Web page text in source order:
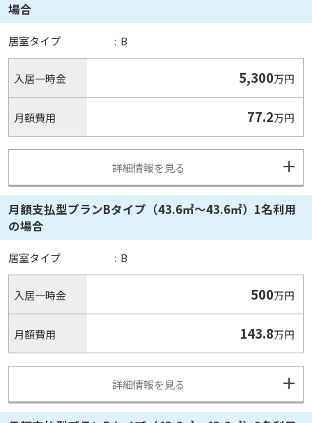
場合
居室タイプ : B
入居一時金 5,300万円
月額費用 77.2万円
詳細情報を見る
月額支払型プランBタイプ（43.6㎡～43.6㎡）1名利用
の場合
居室タイプ : B
入居一時金 500万円
月額費用 143.8万円
詳細情報を見る